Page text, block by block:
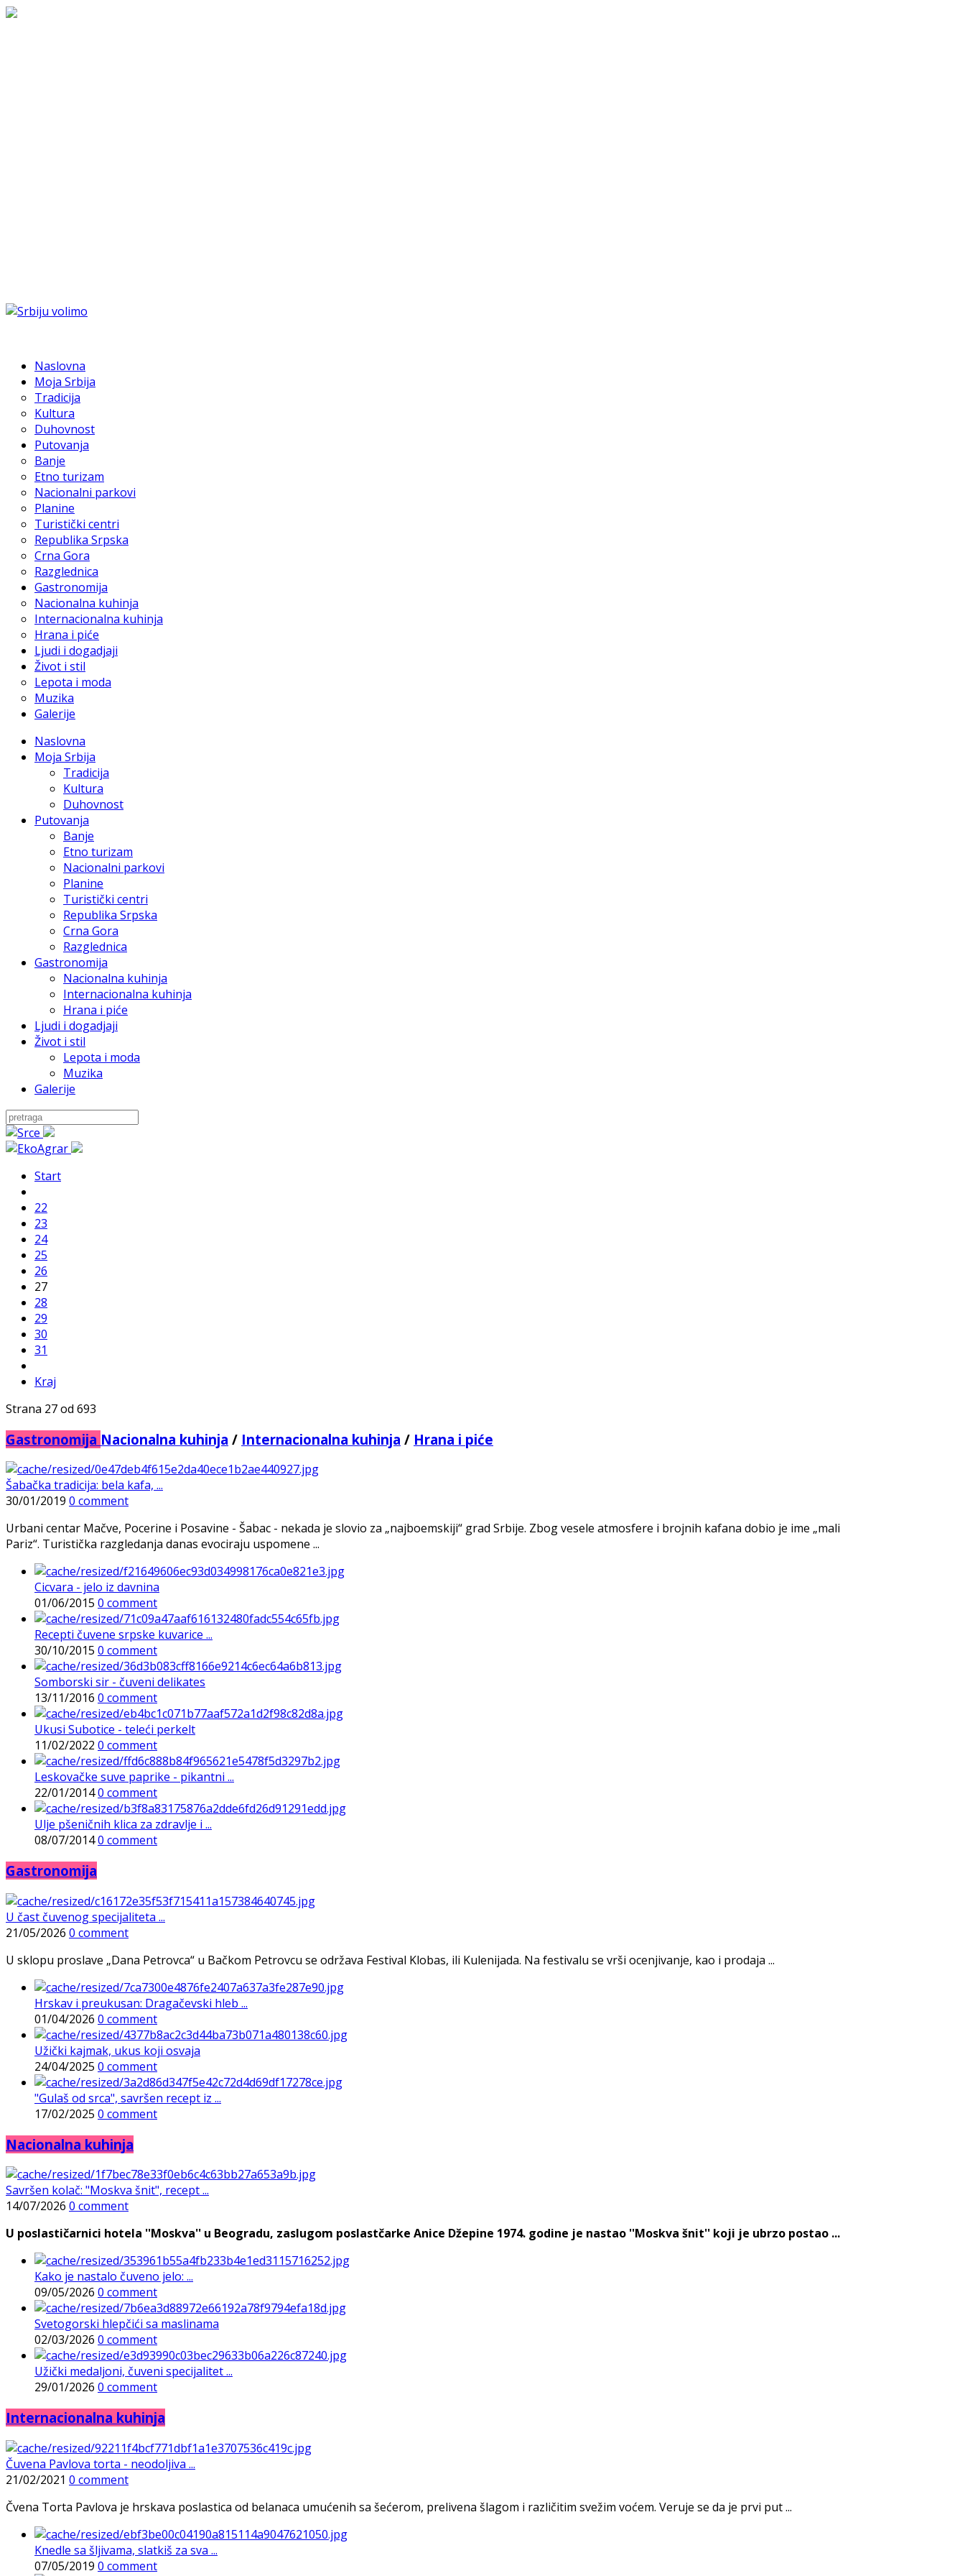
Naslovna
Moja Srbija
Tradicija
Kultura
Duhovnost
Putovanja
Banje
Etno turizam
Nacionalni parkovi
Planine
Turistički centri
Republika Srpska
Crna Gora
Razglednica
Gastronomija
Nacionalna kuhinja
Internacionalna kuhinja
Hrana i piće
Ljudi i dogadjaji
Život i stil
Lepota i moda
Muzika
Galerije
Naslovna
Moja Srbija
Tradicija
Kultura
Duhovnost
Putovanja
Banje
Etno turizam
Nacionalni parkovi
Planine
Turistički centri
Republika Srpska
Crna Gora
Razglednica
Gastronomija
Nacionalna kuhinja
Internacionalna kuhinja
Hrana i piće
Ljudi i dogadjaji
Život i stil
Lepota i moda
Muzika
Galerije
Start
22
23
24
25
26
27
28
29
30
31
Kraj
Strana 27 od 693
Gastronomija Nacionalna kuhinja / Internacionalna kuhinja / Hrana i piće
Šabačka tradicija: bela kafa, ...
30/01/2019 0 comment
Urbani centar Mačve, Pocerine i Posavine - Šabac - nekada je slovio za „najboemskiji“ grad Srbije. Zbog vesele atmosfere i brojnih kafana dobio je ime „mali
Pariz“. Turistička razgledanja danas evociraju uspomene ...
Cicvara - jelo iz davnina
01/06/2015 0 comment
Recepti čuvene srpske kuvarice ...
30/10/2015 0 comment
Somborski sir - čuveni delikates
13/11/2016 0 comment
Ukusi Subotice - teleći perkelt
11/02/2022 0 comment
Leskovačke suve paprike - pikantni ...
22/01/20140 comment
Ulje pšeničnih klica za zdravlje i ...
08/07/20140 comment
Gastronomija
U čast čuvenog specijaliteta ...
21/05/2026 0 comment
U sklopu proslave „Dana Petrovca“ u Bačkom Petrovcu se održava Festival Klobas, ili Kulenijada. Na festivalu se vrši ocenjivanje, kao i prodaja ...
Hrskav i preukusan: Dragačevski hleb ...
01/04/2026 0 comment
Užički kajmak, ukus koji osvaja
24/04/2025 0 comment
"Gulaš od srca", savršen recept iz ...
17/02/2025 0 comment
Nacionalna kuhinja
Savršen kolač: "Moskva šnit", recept ...
14/07/2026 0 comment
U poslastičarnici hotela ''Moskva'' u Beogradu, zaslugom poslastčarke Anice Džepine 1974. godine je nastao ''Moskva šnit'' koji je ubrzo postao ...
Kako je nastalo čuveno jelo: ...
09/05/2026 0 comment
Svetogorski hlepčići sa maslinama
02/03/2026 0 comment
Užički medaljoni, čuveni specijalitet ...
29/01/2026 0 comment
Internacionalna kuhinja
Čuvena Pavlova torta - neodoljiva ...
21/02/2021 0 comment
Čvena Torta Pavlova je hrskava poslastica od belanaca umućenih sa šećerom, prelivena šlagom i različitim svežim voćem. Veruje se da je prvi put ...
Knedle sa šljivama, slatkiš za sva ...
07/05/2019 0 comment